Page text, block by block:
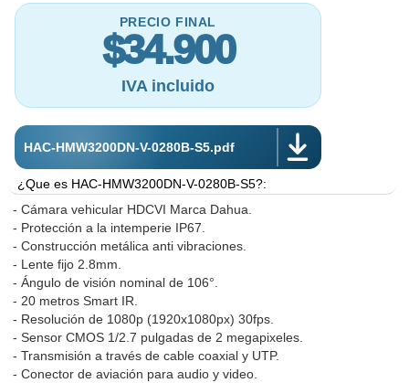
PRECIO FINAL
$34.900
IVA incluido
HAC-HMW3200DN-V-0280B-S5.pdf
¿Que es HAC-HMW3200DN-V-0280B-S5?:
- Cámara vehicular HDCVI Marca Dahua.
- Protección a la intemperie IP67.
- Construcción metálica anti vibraciones.
- Lente fijo 2.8mm.
- Ángulo de visión nominal de 106°.
- 20 metros Smart IR.
- Resolución de 1080p (1920x1080px) 30fps.
- Sensor CMOS 1/2.7 pulgadas de 2 megapixeles.
- Transmisión a través de cable coaxial y UTP.
- Conector de aviación para audio y video.